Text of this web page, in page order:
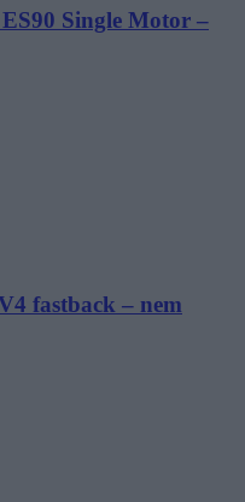
Single Motor –
fastback – nem